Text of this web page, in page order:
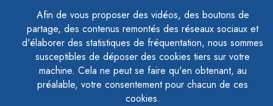
Afin de vous proposer des vidéos, des boutons de
partage, des contenus remontés des réseaux sociaux et
d'élaborer des statistiques de fréquentation, nous sommes
susceptibles de déposer des cookies tiers sur votre
machine. Cela ne peut se faire qu'en obtenant, au
préalable, votre consentement pour chacun de ces
cookies.
ACCESSIBILITÉ - PARTIELLEMENT CONFORME
PLAN DU SITE
MENTIONS LÉGALES
CONTACTER LE DÉLÉGUÉ À LA PROTECTION DES DONNÉES
GESTION DES COOKIES